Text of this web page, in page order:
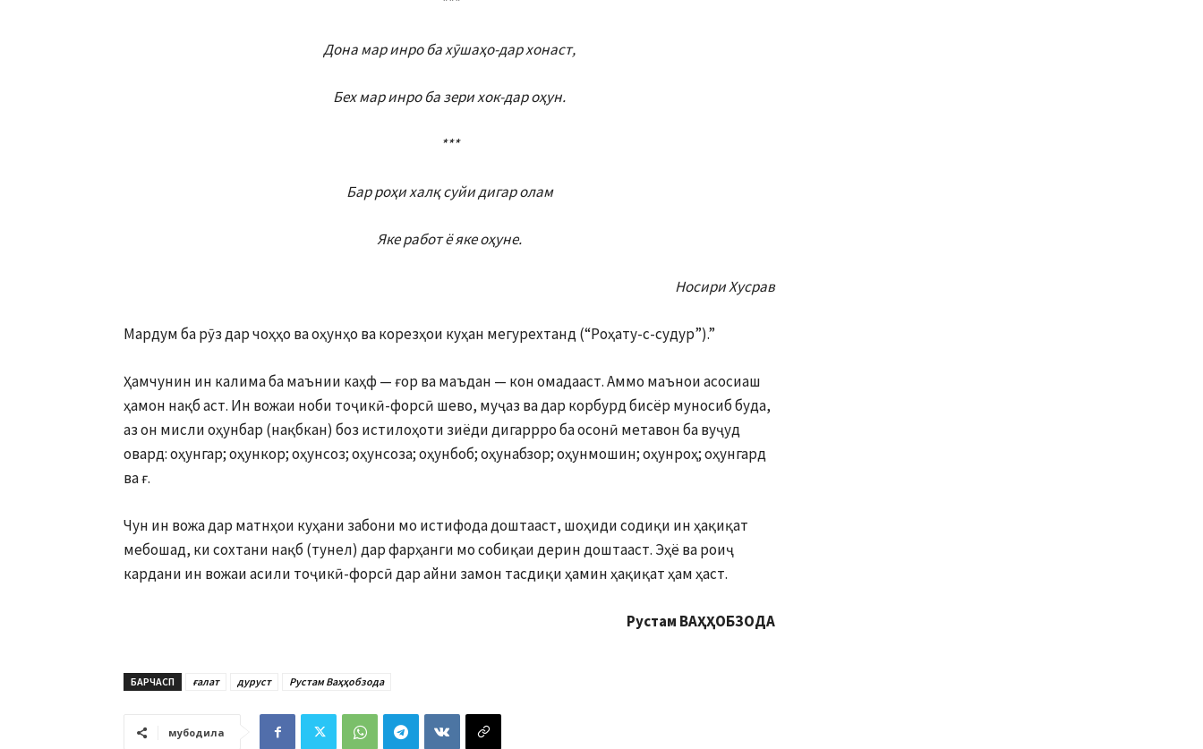
Дона мар инро ба хӯшаҳо-дар хонаст,
Бех мар инро ба зери хок-дар оҳун.
***
Бар роҳи халқ суйи дигар олам
Яке работ ё яке оҳуне.
Носири Хусрав
Мардум ба рӯз дар чоҳҳо ва оҳунҳо ва корезҳои куҳан мегурехтанд (“Роҳату-с-судур”).”
Ҳамчунин ин калима ба маънии каҳф — ғор ва маъдан — кон омадааст. Аммо маънои асосиаш
ҳамон нақб аст. Ин вожаи ноби тоҷикӣ-форсӣ шево, муҷаз ва дар корбурд бисёр муносиб буда,
аз он мисли оҳунбар (нақбкан) боз истилоҳоти зиёди дигаррро ба осонӣ метавон ба вуҷуд
овард: оҳунгар; оҳункор; оҳунсоз; оҳунсоза; оҳунбоб; оҳунабзор; оҳунмошин; оҳунроҳ; оҳунгард
ва ғ.
Чун ин вожа дар матнҳои куҳани забони мо истифода доштааст, шоҳиди содиқи ин ҳақиқат
мебошад, ки сохтани нақб (тунел) дар фарҳанги мо собиқаи дерин доштааст. Эҳё ва роиҷ
кардани ин вожаи асили тоҷикӣ-форсӣ дар айни замон тасдиқи ҳамин ҳақиқат ҳам ҳаст.
Рустам ВАҲҲОБЗОДА
БАРЧАСП ғалат дуруст Рустам Ваҳҳобзода
мубодила